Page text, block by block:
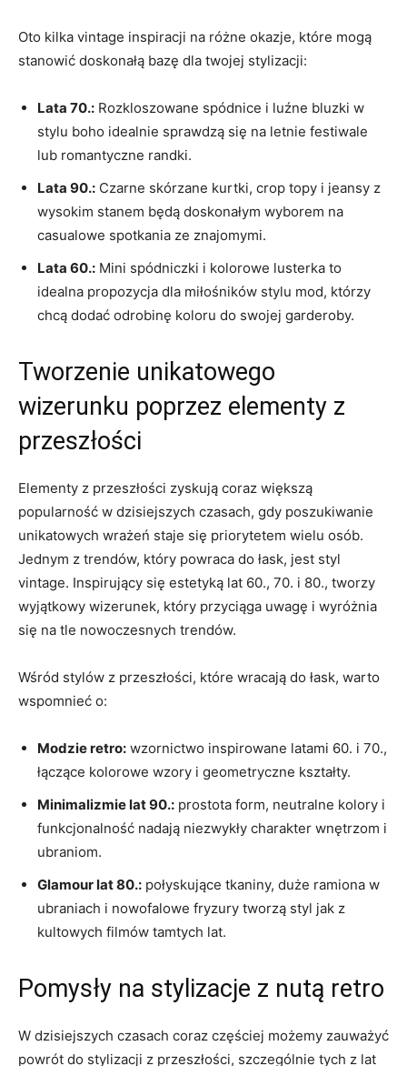
Oto kilka ‌vintage ⁣inspiracji ⁣na⁣ różne okazje, które mogą
stanowić ​doskonałą bazę dla⁣ twojej ⁤stylizacji:
Lata 70.: Rozkloszowane spódnice i luźne bluzki⁢ w​
stylu boho ⁤idealnie sprawdzą się ⁣na​ letnie festiwale
lub romantyczne randki.
Lata 90.: Czarne ​skórzane kurtki, crop topy i jeansy z‌
wysokim‌ stanem będą doskonałym wyborem na
casualowe spotkania ze znajomymi.
Lata 60.: Mini spódniczki​ i kolorowe lusterka to
idealna propozycja dla miłośników​ stylu mod,‌ którzy
chcą dodać odrobinę ⁢koloru do swojej garderoby.
Tworzenie unikatowego
wizerunku poprzez elementy‌ z
przeszłości
Elementy z przeszłości zyskują coraz ⁢większą⁢
popularność w‍ dzisiejszych czasach, gdy poszukiwanie
unikatowych wrażeń ‌staje⁢ się ‍priorytetem⁢ wielu osób.
Jednym ‌z ​trendów, który powraca do łask, jest styl
vintage. Inspirujący⁤ się estetyką lat ‍60., ​70. ‍i 80., tworzy
wyjątkowy wizerunek, ⁤który ‌przyciąga uwagę i⁤ wyróżnia
się na tle nowoczesnych​ trendów.
Wśród⁢ stylów⁣ z przeszłości, które wracają ​do łask, warto
wspomnieć⁢ o:
Modzie retro: wzornictwo inspirowane latami ⁣60. ⁤i 70.,
łączące kolorowe wzory i geometryczne kształty.
Minimalizmie ‍lat ​90.: prostota form,‍ neutralne kolory i‌
funkcjonalność nadają niezwykły charakter ⁣wnętrzom i
ubraniom.
Glamour lat 80.: połyskujące tkaniny, duże ramiona w ​
ubraniach i nowofalowe ‌fryzury tworzą styl ‍jak z
kultowych‍ filmów tamtych lat.
Pomysły na ​stylizacje z nutą retro
W dzisiejszych czasach coraz częściej możemy‍ zauważyć
powrót do stylizacji z przeszłości, szczególnie tych‍ z lat